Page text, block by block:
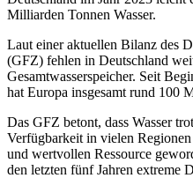
Milliarden Tonnen Wasser.
Laut einer aktuellen Bilanz des
(GFZ) fehlen in Deutschland
Gesamtwasserspeicher. Seit
hat Europa insgesamt rund 100
Das GFZ betont, dass Wasser
Verfügbarkeit in vielen
und wertvollen Ressource
den letzten fünf Jahren extreme